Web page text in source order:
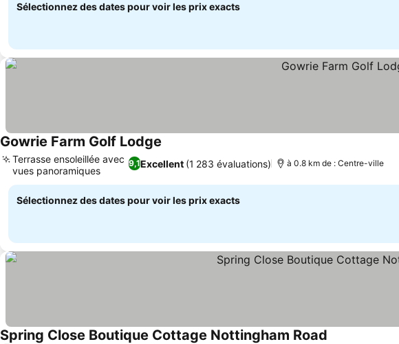
Sélectionnez des dates pour voir les prix exacts
Gowrie Farm Golf Lodge
9,1Excellent (1 283 évaluations)
Terrasse ensoleillée avec
vues panoramiques
à 0.8 km de : Centre-ville
Sélectionnez des dates pour voir les prix exacts
Spring Close Boutique Cottage Nottingham Road